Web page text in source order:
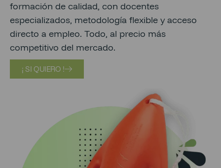
formación de calidad, con docentes
especializados, metodología flexible y acceso
directo a empleo. Todo, al precio más
competitivo del mercado.
¡ SI QUIERO !